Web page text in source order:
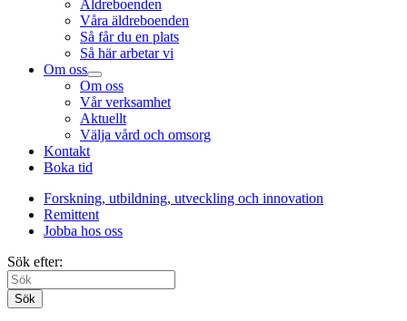
Äldreboenden
Våra äldreboenden
Så får du en plats
Så här arbetar vi
Om oss
Om oss
Vår verksamhet
Aktuellt
Välja vård och omsorg
Kontakt
Boka tid
Forskning, utbildning, utveckling och innovation
Remittent
Jobba hos oss
Sök efter:
Sök